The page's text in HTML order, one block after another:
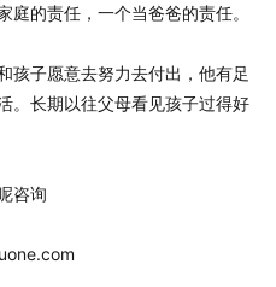
的责任，一个当爸爸的责任。
子愿意去努力去付出，他有足
。长期以往父母看见孩子过得好
咨询